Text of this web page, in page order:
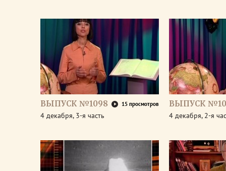
ВЫПУСК №1098 15 просмотров
4 декабря, 3-я часть
ВЫПУСК
4 декабря, 2-я